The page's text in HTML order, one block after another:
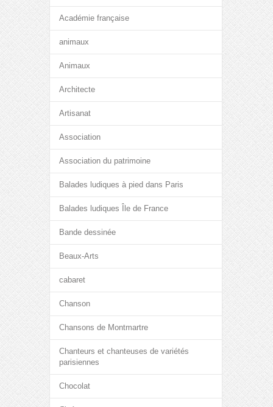
Académie française
animaux
Animaux
Architecte
Artisanat
Association
Association du patrimoine
Balades ludiques à pied dans Paris
Balades ludiques Île de France
Bande dessinée
Beaux-Arts
cabaret
Chanson
Chansons de Montmartre
Chanteurs et chanteuses de variétés
parisiennes
Chocolat